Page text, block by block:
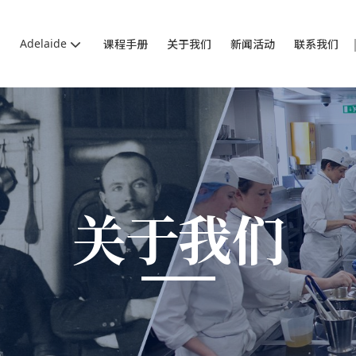
Adelaide 课程手册 关于我们 新闻活动 联系我们
关于我们